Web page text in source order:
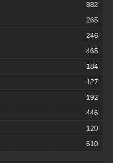
882
265
246
465
184
127
192
446
120
610